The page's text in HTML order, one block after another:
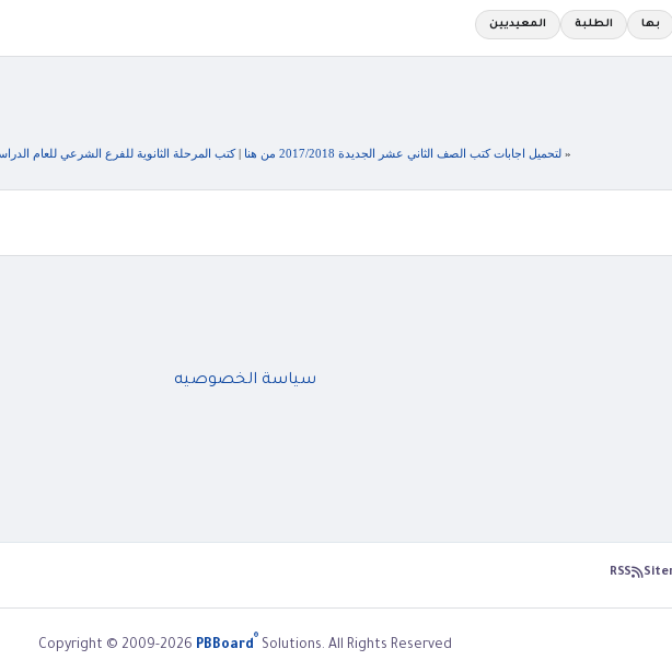
بها الطلبة المعيديين
« لتحميل اجابات كتب الصف الثاني عشر الجديدة 2017/2018 من هنا |كتب المرحلة الثانوية للفرع الشرعي للعام الدراسي 2017/
سياسة الخصوصيه
RSS
Copyright © 2009-2026 PBBoard® Solutions. All Rights Reserved